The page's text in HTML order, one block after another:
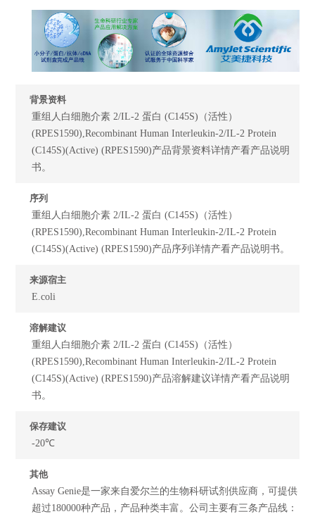
背景资料
重组人白细胞介素 2/IL-2 蛋白 (C145S)（活性）
(RPES1590),Recombinant Human Interleukin-2/IL-2 Protein
(C145S)(Active) (RPES1590)产品背景资料详情产看产品说明
书。
序列
重组人白细胞介素 2/IL-2 蛋白 (C145S)（活性）
(RPES1590),Recombinant Human Interleukin-2/IL-2 Protein
(C145S)(Active) (RPES1590)产品序列详情产看产品说明书。
来源宿主
E.coli
溶解建议
重组人白细胞介素 2/IL-2 蛋白 (C145S)（活性）
(RPES1590),Recombinant Human Interleukin-2/IL-2 Protein
(C145S)(Active) (RPES1590)产品溶解建议详情产看产品说明
书。
保存建议
-20℃
其他
Assay Genie是一家来自爱尔兰的生物科研试剂供应商，可提供
超过180000种产品，产品种类丰富。公司主要有三条产品线：